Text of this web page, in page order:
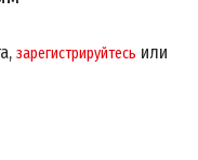
зарегистрируйтесь или